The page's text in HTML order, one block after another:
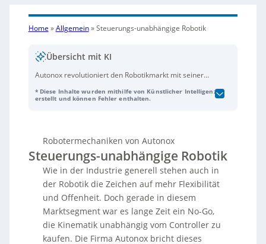
Home »Allgemein»Steuerungs-unabhängige Robotik
Übersicht mit KI
Autonox revolutioniert den Robotikmarkt mit seiner
komplette Roboter zu liefern, bietet das
Flexibilität ermöglicht. Autonox bedient neben Delta-
Kinematiken nun auch Knickarm- und Scara-
Mechaniken und ist aufgrund seiner
Anpassungsfähigkeit erfolgreich im Markt. Durch
eine neue Partnerplattform namens Linked Robotics
können Kunden Komponenten einfach kombinieren,
während spezialisierte Partner für Software und
Elektronik hinzukommen. Dieser Ansatz der
steuerungsagnostischen Robotik trifft auf steigendes
* Diese Inhalte wurden mithilfe von Künstlicher Intelligenz
erstellt und können Fehler enthalten.
Robotermechaniken von Autonox
Steuerungs-unabhängige Robotik
Wie in der Industrie generell stehen auch in
der Robotik die Zeichen auf mehr Flexibilität
und Offenheit. Doch gerade in diesem
Marktsegment war es lange Zeit ein No-Go,
die Kinematik unabhängig vom Controller zu
kaufen. Die Firma Autonox bricht dieses